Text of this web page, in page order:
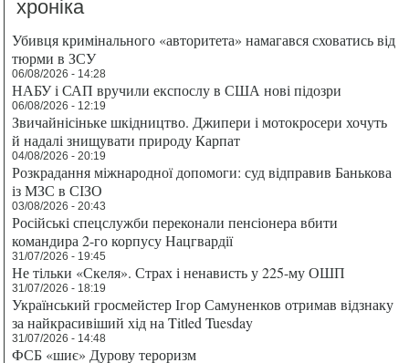
хроніка
Убивця кримінального «авторитета» намагався сховатись від
тюрми в ЗСУ
06/08/2026 - 14:28
НАБУ і САП вручили експослу в США нові підозри
06/08/2026 - 12:19
Звичайнісіньке шкідництво. Джипери і мотокросери хочуть
й надалі знищувати природу Карпат
04/08/2026 - 20:19
Розкрадання міжнародної допомоги: суд відправив Банькова
із МЗС в СІЗО
03/08/2026 - 20:43
Російські спецслужби переконали пенсіонера вбити
командира 2-го корпусу Нацгвардії
31/07/2026 - 19:45
Не тільки «Скеля». Страх і ненависть у 225-му ОШП
31/07/2026 - 18:19
Український гросмейстер Ігор Самуненков отримав відзнаку
за найкрасивіший хід на Titled Tuesday
31/07/2026 - 14:48
ФСБ «шиє» Дурову тероризм